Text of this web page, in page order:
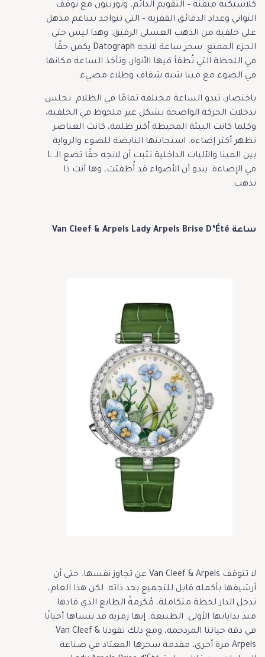
كلاسيكية متقنة – التقويم الدائم، وتوربيون مع توقف
الثواني وعداد الدقائق القفزية – التي تتواجد بتناغم مذهل
على خلفية من الذهب العسلي الرقيق. وهذا ليس حتى
الجزء الممتع. سحر ساعة لانجه Datograph يكمن حقًا
في اللحظة التي تُطفأ فيها الأنوار، وتأخذ الساعة مكانها
في الضوء مع مينا شبه شفاف وطلاء مضيء.
باختصار، تبدو الساعة مختلفة تمامًا في الظلام. تجلس
تدخلات الحركة الواضحة بشكل غير ملحوظ في الخلفية،
وكلما كانت البيئة المحيطة أكثر ظلمة، كانت العناصر
تظهر أكثر إضاءة. استجابتها النابضة للضوء والرواية
بين المينا والآليات الداخلية تثبت أن لانجه حقًا تضع الـ L
في الإضاءة. يبدو أن الأضواء قد أُطفئت، وها أنت ذا
تذهب.
ساعة Van Cleef & Arpels Lady Arpels Brise D’Été
لا تتوقف Van Cleef & Arpels عن تجاوز نفسها. حتى أن
أرشيفها بأكمله قابل للتجميع بحد ذاته. لكن هذا العام،
تدخل الدار لحظة متكاملة، مُكرمةً الطابع الذي قادها
منذ بداياتها الأولى: الطبيعة. إنها رمزية قد ننساها أحيانًا
في دقة حياتنا المزدحمة، ومع ذلك تقودنا Van Cleef &
Arpels مرة أخرى، مقدمة سحرها المعتاد في صناعة